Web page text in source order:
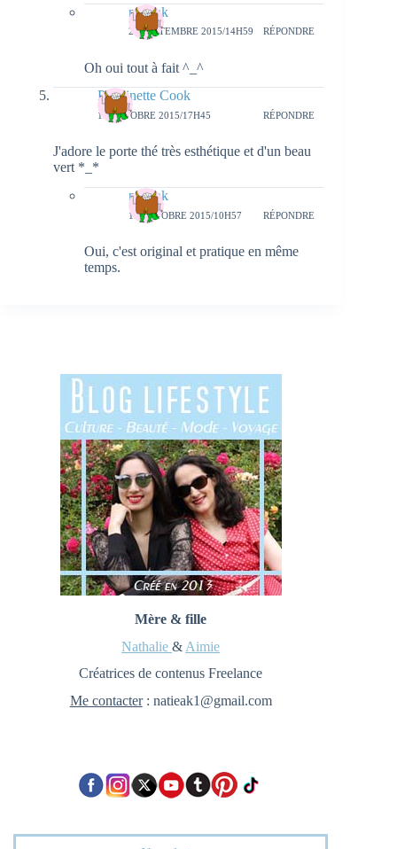
natieak
28 SEPTEMBRE 2015/14H59 RÉPONDRE
Oh oui tout à fait ^_^
Poucinette Cook
18 OCTOBRE 2015/17H45 RÉPONDRE
J'adore le porte thé très esthétique et d'un beau
vert *_*
natieak
19 OCTOBRE 2015/10H57 RÉPONDRE
Oui, c'est original et pratique en même
temps.
Mère & fille
Nathalie& Aimie
Créatrices de contenus Freelance
Me contacter: natieak1@gmail.com